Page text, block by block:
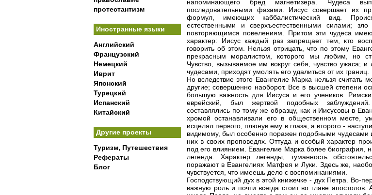
протестантизм
Иностранные языки
Английский
Французский
Немецкий
Иврит
Японский
Турецкий
Испанский
Китайский
Другие проекты
Туризм, Путешествия
Рефераты
Блог
напоминающего бред магнетизера. Чудеса
последовательными фазами. Иисус совершает их
формул, имеющих каббалистический вид.
естественными и сверхъестественными силами; зло
повторяющимся повелениям. Притом эти чудеса
характер: Иисус каждый раз запрещает тем, кто
говорить об этом. Нельзя отрицать, что по этому
прекрасным моралистом, которого мы любим, но
Чувство, вызываемое им вокруг себя, чувство ужаса;
чудесами, приходят умолять его удалиться от их границ.
Но вследствие этого Евангелие Марка нельзя считать
другие; совершенно наоборот. Все в высшей степени
большую важность для Иисуса и его учеников.
еврейский, был жертвой подобных
составлялись по тому же образцу, как и Иисусовы в
хромой останавливали его в общественном месте,
исцелял первого, плюнув ему в глаза, а второго -
видимому, был особенно поражен подобными чудесами
них в своих проповедях. Оттуда и особый характер
под его влиянием. Евангелие Марка более биография,
легенда. Характер легенды, туманность
поражают в Евангелиях Матфея и Луки. Здесь же,
чувствуется, что имеешь дело с воспоминаниями.
Господствующий дух в этой книжечке - дух Петра. Во-
важную роль и почти всегда стоит во главе апостолов.